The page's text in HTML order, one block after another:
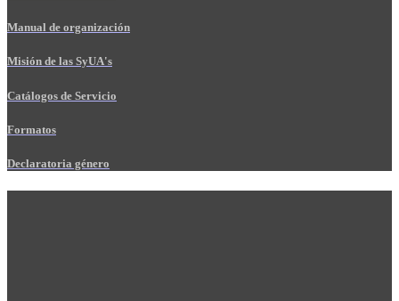
Manual de organización
Misión de las SyUA's
Catálogos de Servicio
Formatos
Declaratoria género